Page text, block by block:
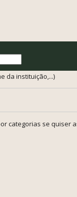
da instituição,...)
categorias se quiser